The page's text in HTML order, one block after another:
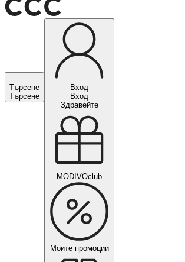
Търсене
Търсене
Вход
Вход
Здравейте
MODIVOclub
Моите промоции